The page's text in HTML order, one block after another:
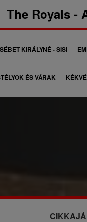
The Royals -
KIRÁLYNÉ - SISI
ÉS VÁRAK